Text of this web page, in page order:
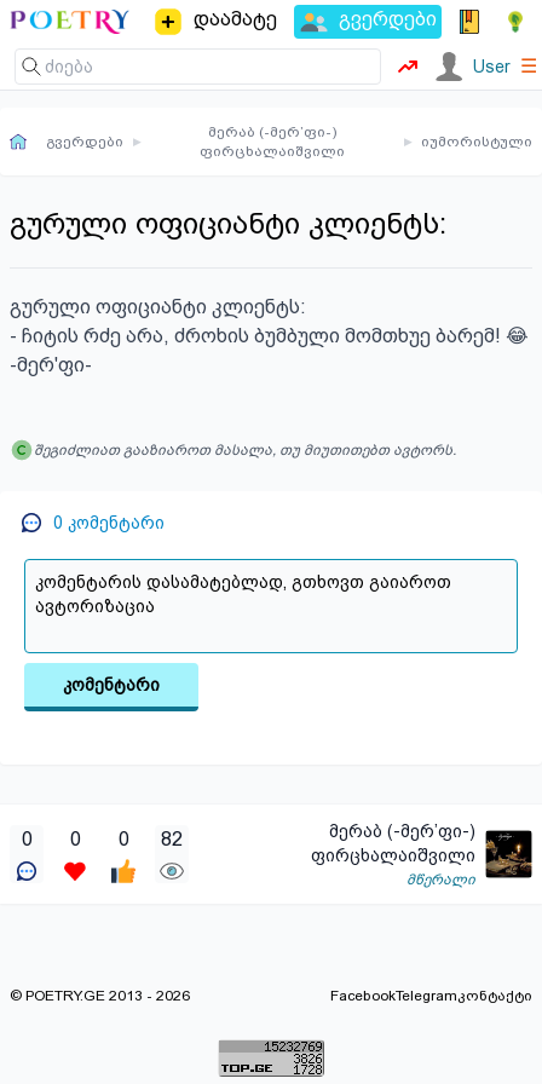
დაამატე გვერდები
User ☰
გვერდები ▸
მერაბ (-მერ’ფი-)
ფირცხალაიშვილი
▸ იუმორისტული
გურული ოფიციანტი კლიენტს:
გურული ოფიციანტი კლიენტს:
- ჩიტის რძე არა, ძროხის ბუმბული მომთხუე ბარემ! 😂
-მერ'ფი-
შეგიძლიათ გააზიაროთ მასალა, თუ მიუთითებთ ავტორს.
0 კომენტარი
კომენტარი
0 0 0 82
მერაბ (-მერ’ფი-)
ფირცხალაიშვილი
მწერალი
© POETRY.GE 2013 - 2026 FacebookTelegramკონტაქტი